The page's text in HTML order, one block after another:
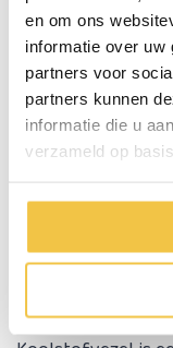
en om ons
informatie over uw
partners voor
partners kunnen
informatie die u
verzameld op
Licht van
Dankzij het
rollators. Dit
tillen, te
bijvoorbeeld de
Zeer hoge